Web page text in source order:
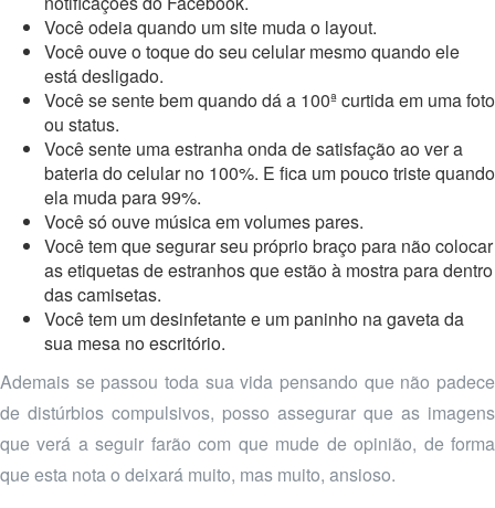
Você odeia quando um site muda o layout.
Você ouve o toque do seu celular mesmo quando ele
está desligado.
Você se sente bem quando dá a 100ª curtida em uma foto
ou status.
Você sente uma estranha onda de satisfação ao ver a
bateria do celular no 100%. E fica um pouco triste quando
ela muda para 99%.
Você só ouve música em volumes pares.
Você tem que segurar seu próprio braço para não colocar
as etiquetas de estranhos que estão à mostra para dentro
das camisetas.
Você tem um desinfetante e um paninho na gaveta da
sua mesa no escritório.
Ademais se passou toda sua vida pensando que não padece
de distúrbios compulsivos, posso assegurar que as imagens
que verá a seguir farão com que mude de opinião, de forma
que esta nota o deixará muito, mas muito, ansioso.